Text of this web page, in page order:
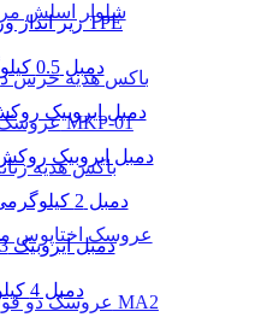
شلوار اسلش
باکس هدیه خرس
عروسک دختر پسر مدل MKP-01
باکس هدیه
عروسک دو قولوی دختر و پسر کد MA2
زیر انداز ورزشی یوگا مت TPE
دمبل 0.5 کیلوگرمی بانوان
دمبل ایروبیک روکش‌ دار 1
دمبل ایروبیک روکش‌ دار 1.5
دمبل 2 کیلوگرمی ایروبیک بانوان
دمبل ایروبیک 3 کیلویی بانوان
دمبل 4 کیلویی بانوان